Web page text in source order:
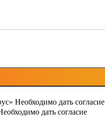
Необходимо дать согласие
дать согласие